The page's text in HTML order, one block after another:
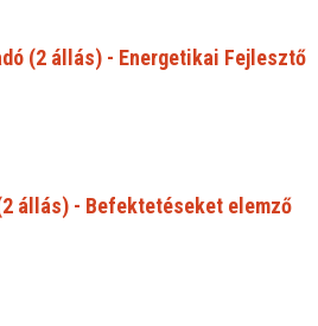
(2 állás) - Energetikai Fejlesztő
állás) - Befektetéseket elemző